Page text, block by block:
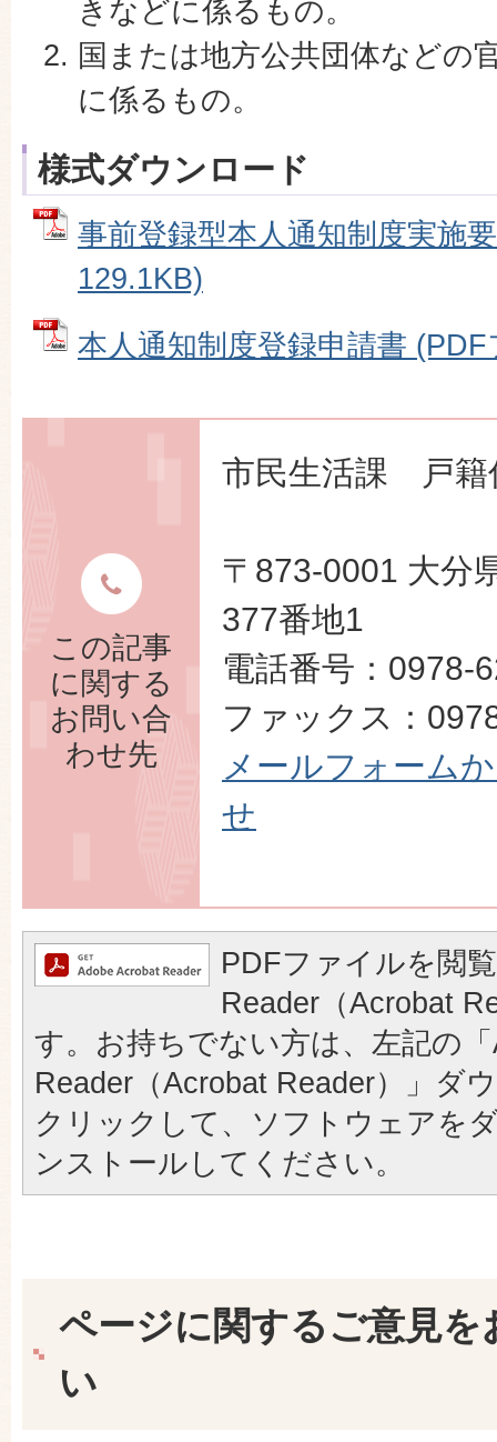
きなどに係るもの。
国または地方公共団体などの
に係るもの。
様式ダウンロード
事前登録型本人通知制度実施
129.1KB)
本人通知制度登録申請書
この記事
に関する
お問い合
わせ先
市民生活課 戸籍
〒873-0001 大分
377番地1
電話番号：0978-
ファックス：
メールフォーム
せ
PDFファイルを閲
Reader（Acrobat
す。お持ちでない方は、左記の
Reader（Acrobat Reader）」ダ
クリックして、ソフトウェアを
ンストールしてください。
ページに関するご意見を
い